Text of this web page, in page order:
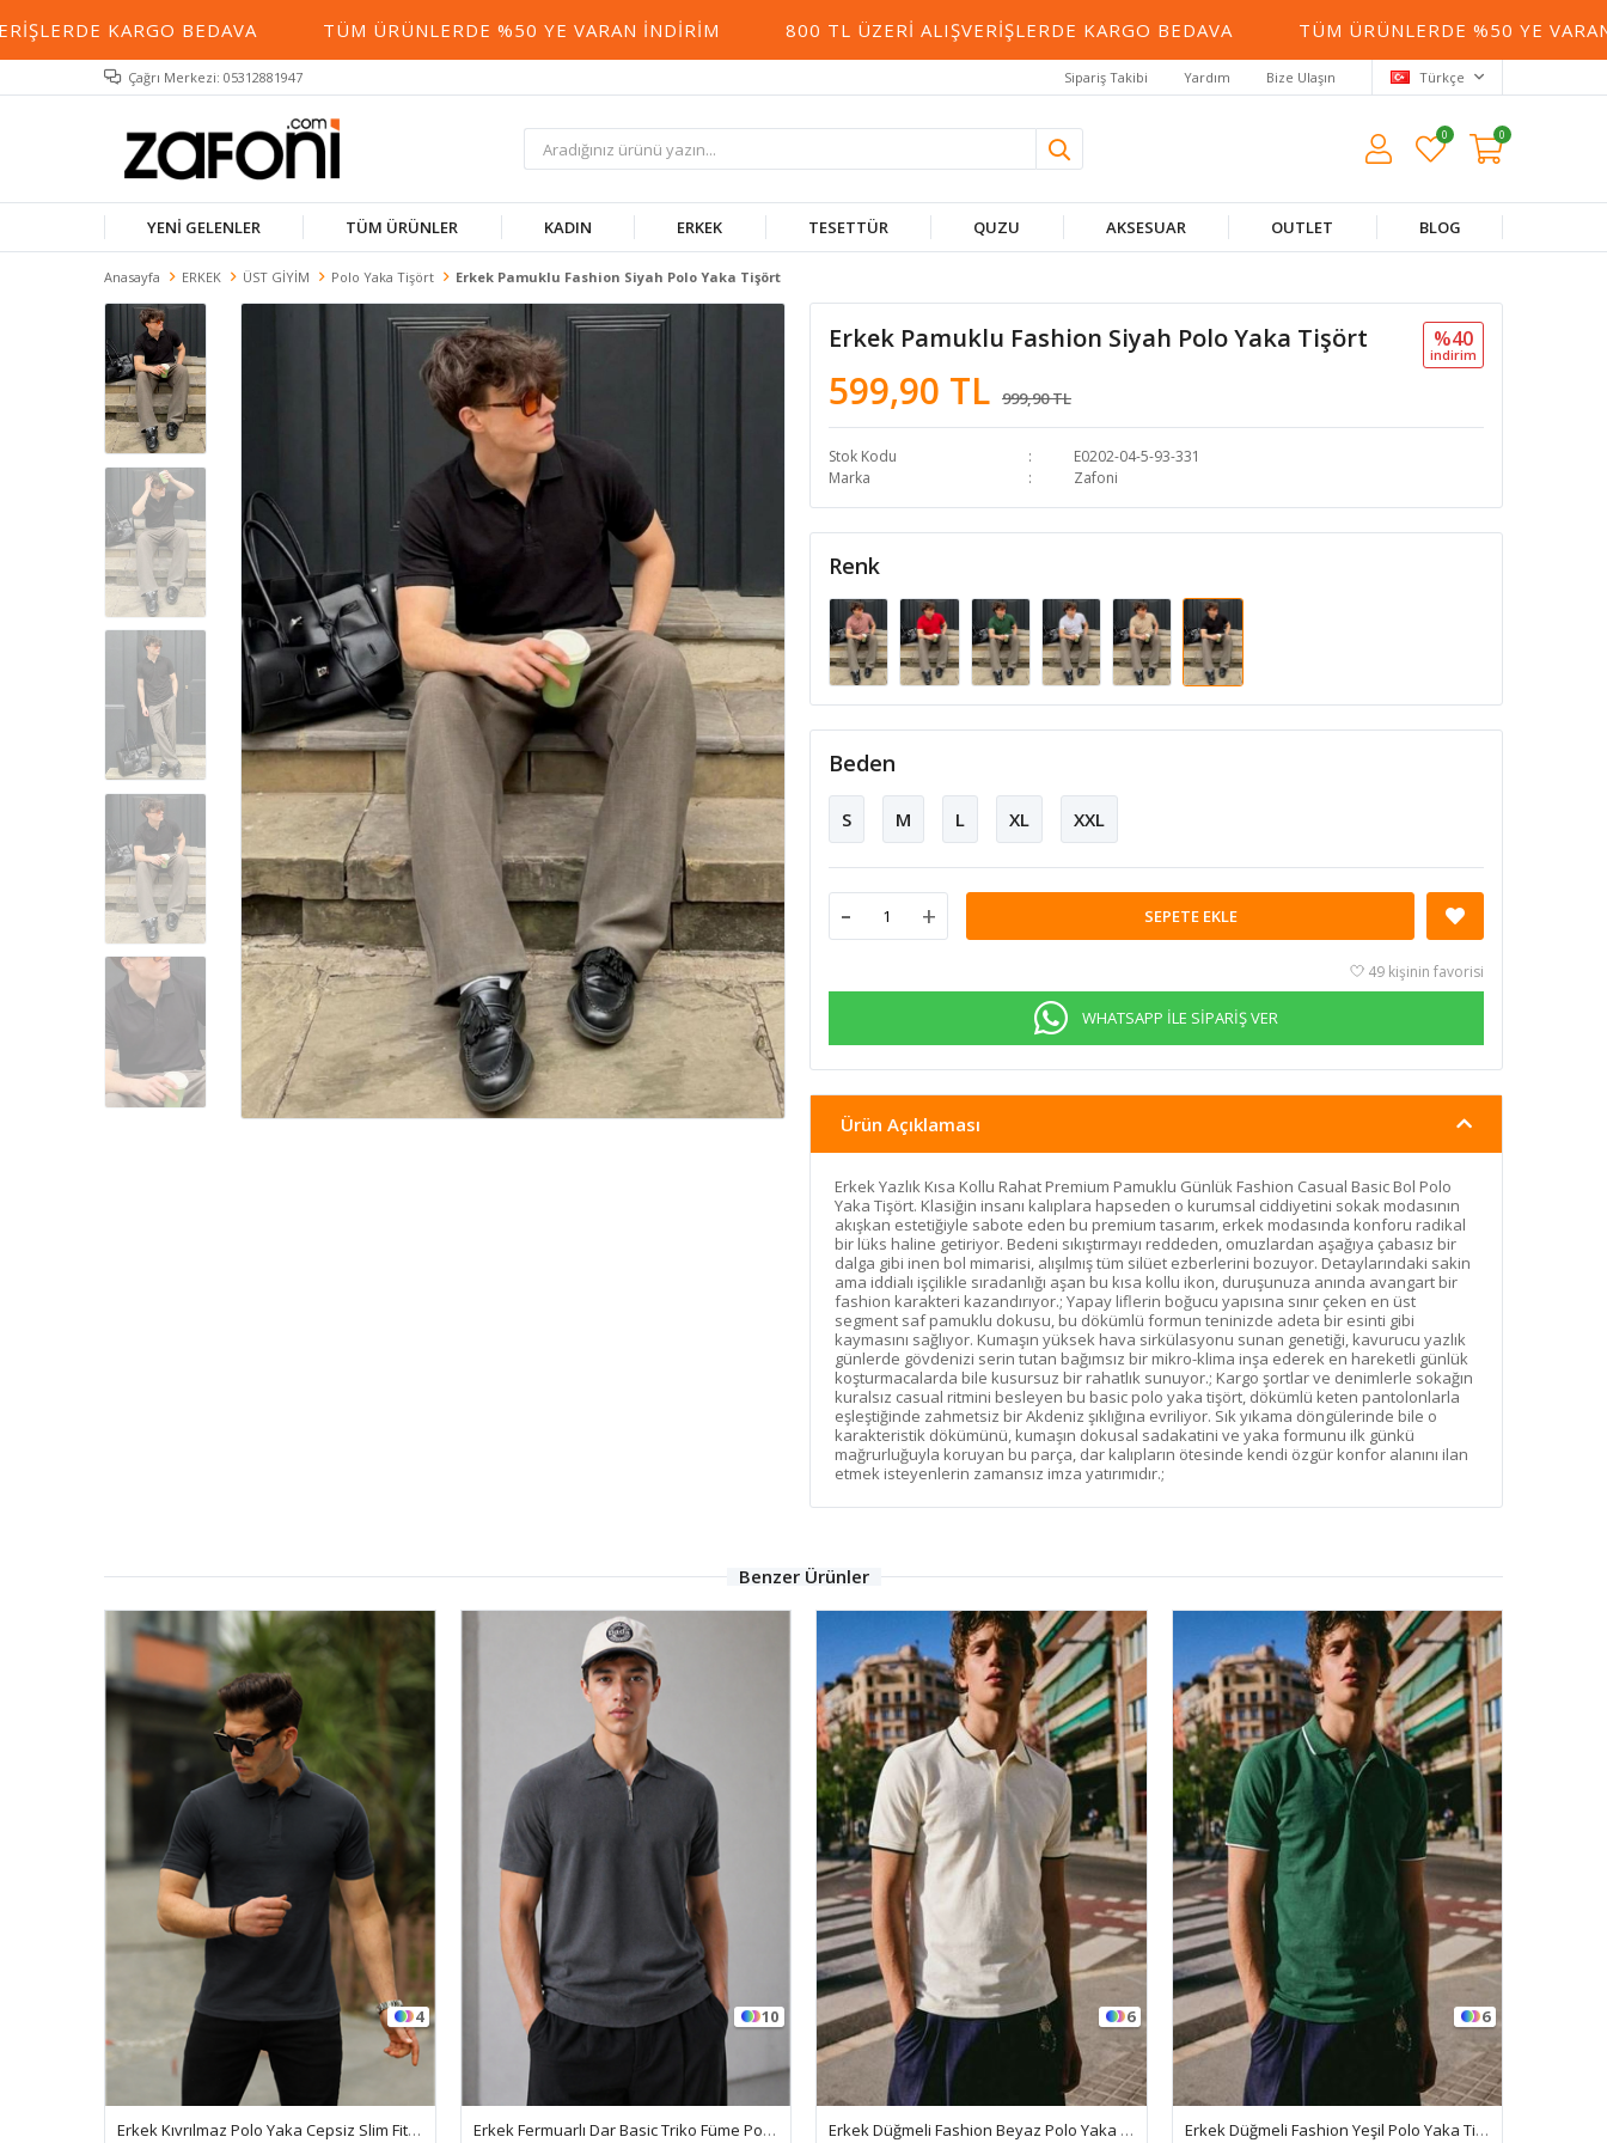
KARGO BEDAVA TÜM ÜRÜNLERDE %50 YE VARAN İNDIRIM 800 TL ÜZERI ALIŞVERIŞLERDE KARGO BEDAVA TÜM ÜRÜNLERDE %50 YE VARAN
Çağrı Merkezi: 05312881947 Sipariş Takibi Yardım Bize Ulaşın Türkçe
0 0
YENİ GELENLER TÜM ÜRÜNLER KADIN ERKEK TESETTÜR QUZU AKSESUAR OUTLET BLOG
Anasayfa ERKEK ÜST GİYİM Polo Yaka Tişört Erkek Pamuklu Fashion Siyah Polo Yaka Tişört
Erkek Pamuklu Fashion Siyah Polo Yaka Tişört
599,90 TL 999,90 TL
%40
i̇ndi̇ri̇m
Stok Kodu
E0202-04-5-93-331
Marka
Zafoni
Renk
Beden
S M L XL XXL
- + SEPETE EKLE
49 kişinin favorisi
WHATSAPP İLE SİPARİŞ VER
Ürün Açıklaması
Erkek Yazlık Kısa Kollu Rahat Premium Pamuklu Günlük Fashion Casual Basic Bol Polo
Yaka Tişört. Klasiğin insanı kalıplara hapseden o kurumsal ciddiyetini sokak modasının
akışkan estetiğiyle sabote eden bu premium tasarım, erkek modasında konforu radikal
bir lüks haline getiriyor. Bedeni sıkıştırmayı reddeden, omuzlardan aşağıya çabasız bir
dalga gibi inen bol mimarisi, alışılmış tüm silüet ezberlerini bozuyor. Detaylarındaki sakin
ama iddialı işçilikle sıradanlığı aşan bu kısa kollu ikon, duruşunuza anında avangart bir
fashion karakteri kazandırıyor.; Yapay liflerin boğucu yapısına sınır çeken en üst
segment saf pamuklu dokusu, bu dökümlü formun teninizde adeta bir esinti gibi
kaymasını sağlıyor. Kumaşın yüksek hava sirkülasyonu sunan genetiği, kavurucu yazlık
günlerde gövdenizi serin tutan bağımsız bir mikro-klima inşa ederek en hareketli günlük
koşturmacalarda bile kusursuz bir rahatlık sunuyor.; Kargo şortlar ve denimlerle sokağın
kuralsız casual ritmini besleyen bu basic polo yaka tişört, dökümlü keten pantolonlarla
eşleştiğinde zahmetsiz bir Akdeniz şıklığına evriliyor. Sık yıkama döngülerinde bile o
karakteristik dökümünü, kumaşın dokusal sadakatini ve yaka formunu ilk günkü
mağrurluğuyla koruyan bu parça, dar kalıpların ötesinde kendi özgür konfor alanını ilan
etmek isteyenlerin zamansız imza yatırımıdır.;
Benzer Ürünler
Erkek Kıvrılmaz Polo Yaka Cepsiz Slim Fit Dar Kesim Düz T-Shirt Erkek Fermuarlı Dar Basic Triko Füme Polo Yaka Tişört
6
Erkek Düğmeli Fashion Beyaz Polo Yaka Tişört
6
Erkek Düğmeli Fashion Yeşil Polo Yaka Tişört